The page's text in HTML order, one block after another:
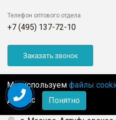
Телефон оптового отдела
+7 (495) 137-72-10
Заказать звонок
+7 (495) 137-53-81
*звонок бесплатный 24 часа
Мы используем файлы
для Вас
Понятно